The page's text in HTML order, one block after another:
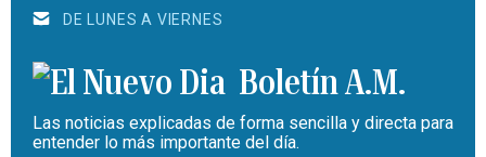
DE LUNES A VIERNES
Boletín A.M.
Las noticias explicadas de forma sencilla y directa para
entender lo más importante del día.